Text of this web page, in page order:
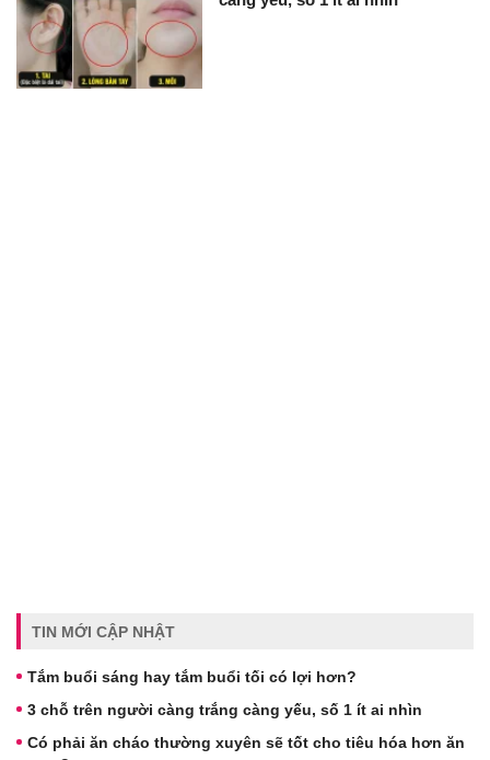
TIN MỚI CẬP NHẬT
Tắm buổi sáng hay tắm buổi tối có lợi hơn?
3 chỗ trên người càng trắng càng yếu, số 1 ít ai nhìn
Có phải ăn cháo thường xuyên sẽ tốt cho tiêu hóa hơn ăn